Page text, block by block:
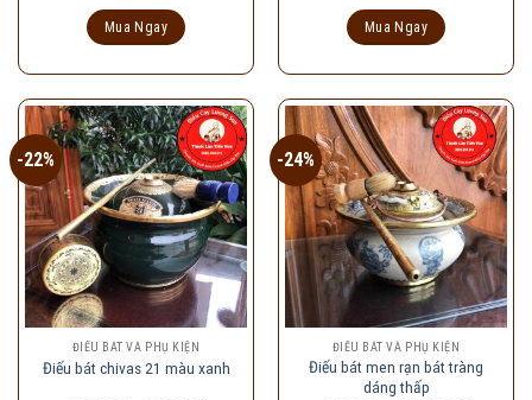
120.000 ₫.
Mua Ngay
950.000 ₫.
Mua Ngay
-22%
ĐIẾU BÁT VÀ PHỤ KIỆN
Điếu bát chivas 21 màu xanh
-24%
ĐIẾU BÁT VÀ PHỤ KIỆN
Điếu bát men rạn bát tràng
dáng thấp